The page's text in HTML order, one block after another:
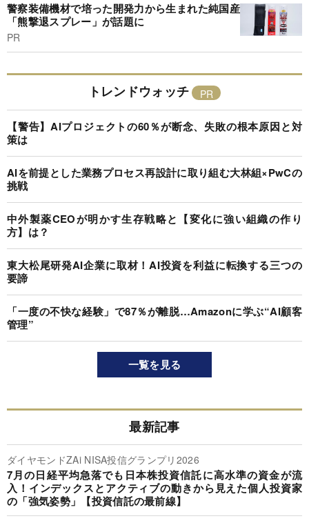
警察装備機材で培った開発力から生まれた純国産
「熊撃退スプレー」が話題に
PR
トレンドウォッチ
【警告】AIプロジェクトの60％が断念、失敗の根本原因と対
策は
AIを前提とした業務プロセス再設計に取り組む大林組×PwCの
挑戦
中外製薬CEOが明かす生存戦略と【変化に強い組織の作り
方】は？
東大松尾研発AI企業に取材！AI投資を利益に転換する三つの
要諦
「一度の不快な経験」で87％が離脱…Amazonに学ぶ“AI顧客
管理”
一覧を見る
最新記事
ダイヤモンドZAi NISA投信グランプリ2026
7月の日経平均急落でも日本株投資信託に高水準の資金が流
入！インデックスとアクティブの動きから見えた個人投資家
の「強気姿勢」【投資信託の最前線】